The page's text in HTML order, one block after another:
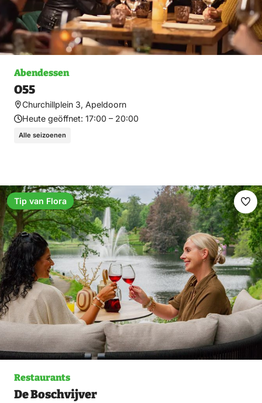
Abendessen
O55
Churchillplein 3, Apeldoorn
Heute geöffnet: 17:00 – 20:00
Alle seizoenen
Restaurants
De Boschvijver
Tip van Flora